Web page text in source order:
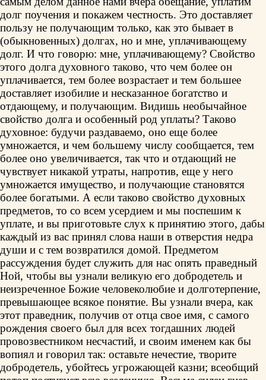
долг поучения и покажем честность. Это доставляет
пользу не получающим только, как это бывает в
(обыкновенных) долгах, но и мне, уплачивающему
долг. И что говорю: мне, уплачивающему? Свойство
этого долга духовного таково, что чем более он
уплачивается, тем более возрастает и тем большее
доставляет изобилие и несказанное богатство и
отдающему, и получающим. Видишь необычайное
свойство долга и особенный род уплаты? Таково
духовное: будучи раздаваемо, оно еще более
умножается, и чем большему числу сообщается, тем
более оно увеличивается, так что и отдающий не
чувствует никакой утраты, напротив, еще у него
умножается имущество, и получающие становятся
более богатыми. А если таково свойство духовных
предметов, то со всем усердием и мы поспешим к
уплате, и вы приготовьте слух к принятию этого, дабы
каждый из вас принял слова наши в отверстия недра
души и с тем возвратился домой. Предметом
рассуждения будет служить для нас опять праведный
Ной, чтобы вы узнали великую его добродетель и
неизреченное Божие человеколюбие и долготерпение,
превышающее всякое понятие. Вы узнали вчера, как
этот праведник, получив от отца свое имя, с самого
рождения своего был для всех тогдашних людей
провозвестником несчастий, и своим именем как бы
вопиял и говорил так: оставьте нечестие, творите
добродетель, убойтесь угрожающей казни; всеобщий